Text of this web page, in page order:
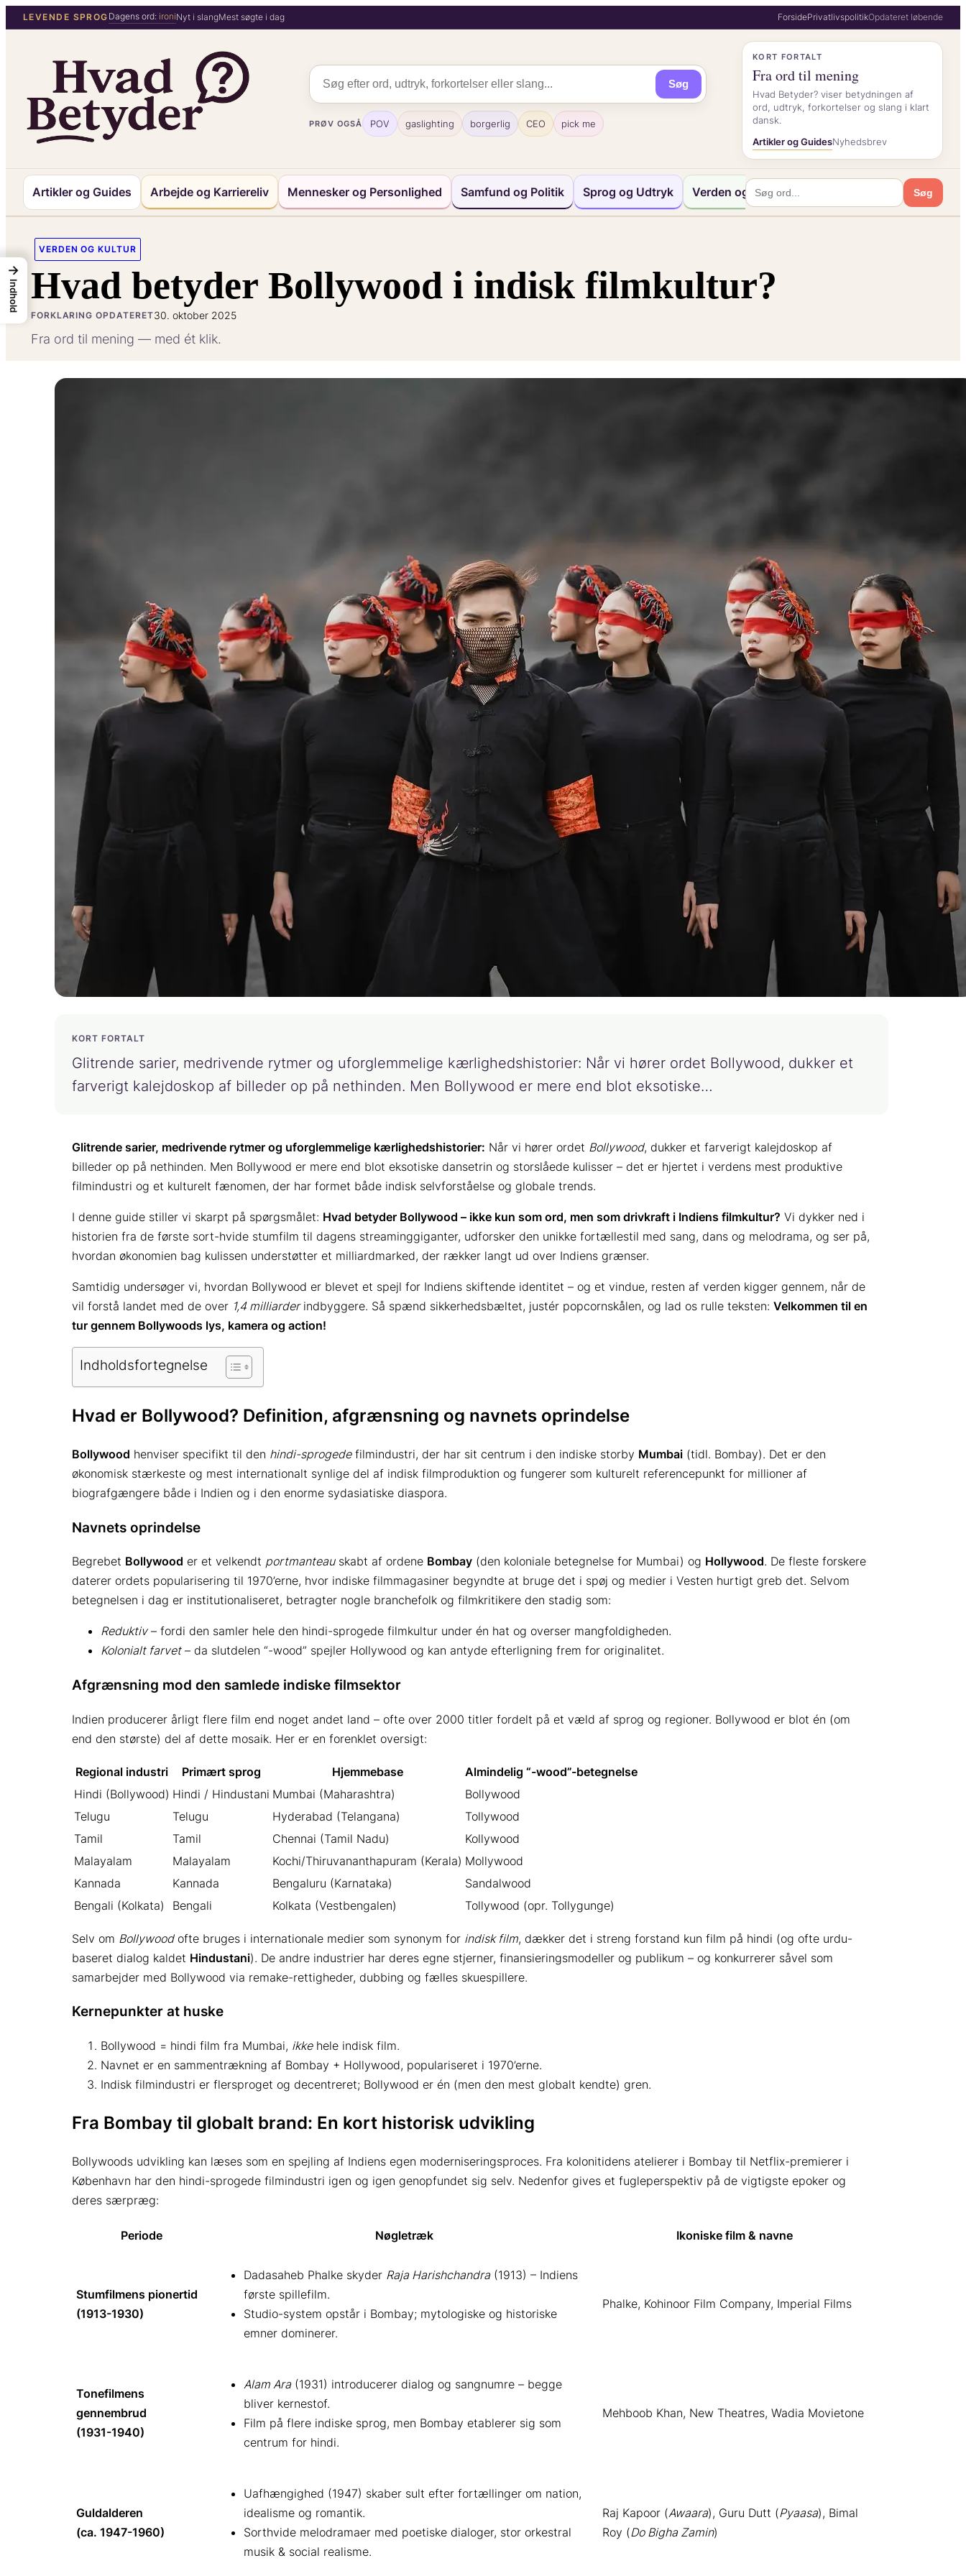
Spring
til
LEVENDE SPROG Dagens ord: ironiNyt i slangMest søgte i dag ForsidePrivatlivspolitikOpdateret løbende
Søg
PRØV OGSÅ POV gaslighting borgerlig CEO pick me
KORT FORTALT
Fra ord til mening
Hvad Betyder? viser betydningen af
ord, udtryk, forkortelser og slang i klart
dansk.
Artikler og GuidesNyhedsbrev
Artikler og Guides Arbejde og Karriereliv Mennesker og Personlighed Samfund og Politik Sprog og Udtryk Verden og Kultur Søg
VERDEN OG KULTUR
Hvad betyder Bollywood i indisk filmkultur?
FORKLARING OPDATERET30. oktober 2025
Fra ord til mening — med ét klik.
KORT FORTALT
Glitrende sarier, medrivende rytmer og uforglemmelige kærlighedshistorier: Når vi hører ordet Bollywood, dukker et
farverigt kalejdoskop af billeder op på nethinden. Men Bollywood er mere end blot eksotiske…
Glitrende sarier, medrivende rytmer og uforglemmelige kærlighedshistorier: Når vi hører ordet Bollywood, dukker et farverigt kalejdoskop af
billeder op på nethinden. Men Bollywood er mere end blot eksotiske dansetrin og storslåede kulisser – det er hjertet i verdens mest produktive
filmindustri og et kulturelt fænomen, der har formet både indisk selvforståelse og globale trends.
I denne guide stiller vi skarpt på spørgsmålet: Hvad betyder Bollywood – ikke kun som ord, men som drivkraft i Indiens filmkultur? Vi dykker ned i
historien fra de første sort-hvide stumfilm til dagens streaminggiganter, udforsker den unikke fortællestil med sang, dans og melodrama, og ser på,
hvordan økonomien bag kulissen understøtter et milliardmarked, der rækker langt ud over Indiens grænser.
Samtidig undersøger vi, hvordan Bollywood er blevet et spejl for Indiens skiftende identitet – og et vindue, resten af verden kigger gennem, når de
vil forstå landet med de over 1,4 milliarderindbyggere. Så spænd sikkerhedsbæltet, justér popcornskålen, og lad os rulle teksten: Velkommen til en
tur gennem Bollywoods lys, kamera og action!
Indholdsfortegnelse
Hvad er Bollywood? Definition, afgrænsning og navnets oprindelse
Bollywood henviser specifikt til den hindi-sprogedefilmindustri, der har sit centrum i den indiske storby Mumbai (tidl. Bombay). Det er den
økonomisk stærkeste og mest internationalt synlige del af indisk filmproduktion og fungerer som kulturelt referencepunkt for millioner af
biografgængere både i Indien og i den enorme sydasiatiske diaspora.
Navnets oprindelse
Begrebet Bollywood er et velkendt portmanteauskabt af ordene Bombay (den koloniale betegnelse for Mumbai) og Hollywood. De fleste forskere
daterer ordets popularisering til 1970’erne, hvor indiske filmmagasiner begyndte at bruge det i spøj og medier i Vesten hurtigt greb det. Selvom
betegnelsen i dag er institutionaliseret, betragter nogle branchefolk og filmkritikere den stadig som:
Reduktiv– fordi den samler hele den hindi-sprogede filmkultur under én hat og overser mangfoldigheden.
Kolonialt farvet– da slutdelen “-wood” spejler Hollywood og kan antyde efterligning frem for originalitet.
Afgrænsning mod den samlede indiske filmsektor
Indien producerer årligt flere film end noget andet land – ofte over 2000 titler fordelt på et væld af sprog og regioner. Bollywood er blot én (om
end den største) del af dette mosaik. Her er en forenklet oversigt:
Regional industri Primært sprog Hjemmebase
Almindelig “-wood”-betegnelse
Hindi (Bollywood) Hindi / Hindustani Mumbai (Maharashtra)
Bollywood
Telugu
Telugu Hyderabad (Telangana)
Tollywood
Tamil
Tamil Chennai (Tamil Nadu)
Kollywood
Malayalam
Malayalam Kochi/Thiruvananthapuram (Kerala) Mollywood
Kannada
Kannada Bengaluru (Karnataka)
Sandalwood
Bengali (Kolkata)
Bengali Kolkata (Vestbengalen) Tollywood (opr. Tollygunge)
Selv om Bollywoodofte bruges i internationale medier som synonym for indisk film, dækker det i streng forstand kun film på hindi (og ofte urdu-
baseret dialog kaldet Hindustani). De andre industrier har deres egne stjerner, finansieringsmodeller og publikum – og konkurrerer såvel som
samarbejder med Bollywood via remake-rettigheder, dubbing og fælles skuespillere.
Kernepunkter at huske
Bollywood = hindi film fra Mumbai, ikkehele indisk film.
Navnet er en sammentrækning af Bombay + Hollywood, populariseret i 1970’erne.
Indisk filmindustri er flersproget og decentreret; Bollywood er én (men den mest globalt kendte) gren.
Fra Bombay til globalt brand: En kort historisk udvikling
Bollywoods udvikling kan læses som en spejling af Indiens egen moderniseringsproces. Fra kolonitidens atelierer i Bombay til Netflix-premierer i
København har den hindi-sprogede filmindustri igen og igen genopfundet sig selv. Nedenfor gives et fugleperspektiv på de vigtigste epoker og
deres særpræg:
Periode Nøgletræk Ikoniske film & navne
Stumfilmens pionertid
(1913-1930)
Dadasaheb Phalke skyder Raja Harishchandra(1913) – Indiens
første spillefilm.
Studio-system opstår i Bombay; mytologiske og historiske
emner dominerer.
Phalke, Kohinoor Film Company, Imperial Films
Tonefilmens
gennembrud
(1931-1940)
Alam Ara(1931) introducerer dialog og sangnumre – begge
bliver kernestof.
Film på flere indiske sprog, men Bombay etablerer sig som
centrum for hindi.
Mehboob Khan, New Theatres, Wadia Movietone
Guldalderen
(ca. 1947-1960)
Uafhængighed (1947) skaber sult efter fortællinger om nation,
idealisme og romantik.
Sorthvide melodramaer med poetiske dialoger, stor orkestral
musik & social realisme.
Raj Kapoor (Awaara), Guru Dutt (Pyaasa), Bimal
Roy (Do Bigha Zamin)
→
Indhold